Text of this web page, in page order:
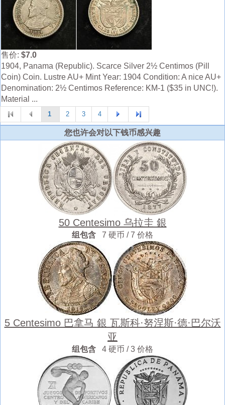
售价: $7.0
1904, Panama (Republic). Scarce Silver 2½ Centimos (Pill
Coin) Coin. Lustre AU+ Mint Year: 1904 Condition: A nice AU+
Denomination: 2½ Centimos Reference: KM-1 ($35 in UNC!).
Material ...
1 2 3 4
您也许会对以下钱币感兴趣
50 Centesimo 乌拉圭 銀
组包含 7 硬币 / 7 价格
5 Centesimo 巴拿马 銀 瓦斯科·努涅斯·德·巴尔沃
亚
组包含 4 硬币 / 3 价格